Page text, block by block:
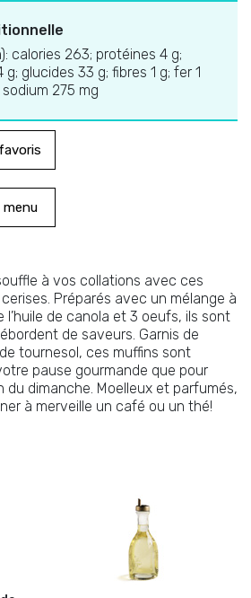
calories 263; protéines 4 g;
glucides 33 g; fibres 1 g; fer 1
275 mg
à vos collations avec ces
Préparés avec un mélange à
l’huile de canola et 3 oeufs, ils sont
de saveurs. Garnis de
tournesol, ces muffins sont
pause gourmande que pour
dimanche. Moelleux et parfumés,
à merveille un café ou un thé!